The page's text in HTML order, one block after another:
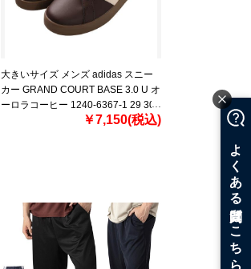
大きいサイズ メンズ adidas スニー
カー GRAND COURT BASE 3.0 U オ
ーロラコーヒー 1240-6367-1 29 30
￥7,150(税込)